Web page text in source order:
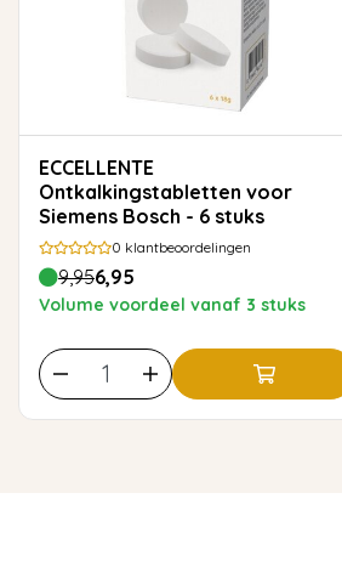
ECCELLENTE
Ontkalkingstabletten voor
Siemens Bosch - 6 stuks
0 klantbeoordelingen
9,956,95
Volume voordeel vanaf 3 stuks